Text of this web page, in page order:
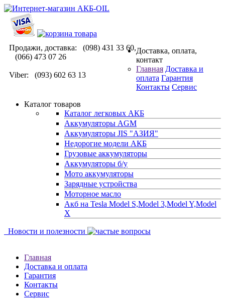
Продажи, доставка: (098) 431 33 60,
(066) 473 07 26
Viber: (093) 602 63 13
Доставка, оплата,
контакт
Главная Доставка и
оплата Гарантия
Контакты Сервис
Каталог товаров
Каталог легковых АКБ
Аккумуляторы AGM
Аккумуляторы JIS "АЗИЯ"
Недорогие модели АКБ
Грузовые аккумуляторы
Аккумуляторы б/у
Мото аккумуляторы
Зарядные устройства
Моторное масло
Акб на Tesla Model S,Model 3,Model Y,Model
X
Новости и полезности
Главная
Доставка и оплата
Гарантия
Контакты
Сервис